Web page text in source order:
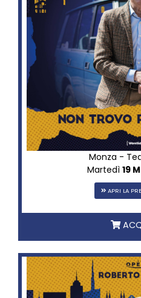
Monza -
Martedì 19
APRI LA